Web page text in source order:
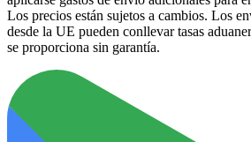
Los precios están sujetos a cambios. Los
desde la UE pueden conllevar tasas
se proporciona sin garantía.